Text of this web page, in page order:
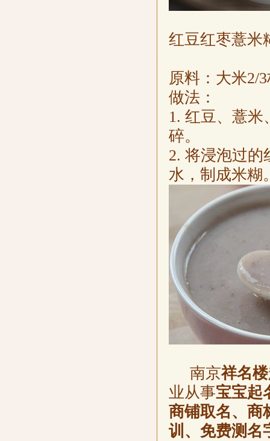
红豆红枣薏米
原料：大米2/
做法：
1. 红豆、薏
碎。
2. 将浸泡过的
水，制成米糊
南京祥名
业从事宝宝起
商铺取名、商
训、免费测名